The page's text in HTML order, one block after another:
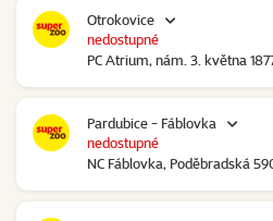
Otrokovice
PC Atrium, nám. 3. května
nedostupné
Pardubice - Fáblovka
NC Fáblovka, Poděbradská
nedostupné